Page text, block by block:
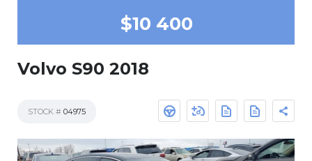
$10 400
Volvo S90 2018
STOCK # 04975